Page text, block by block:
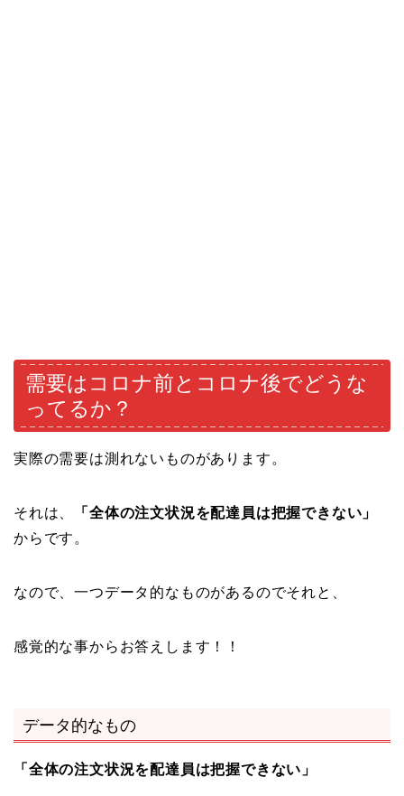
需要はコロナ前とコロナ後でどうな
ってるか？
実際の需要は測れないものがあります。
それは、
「全体の注文状況を配達員は把握できない」
からです。
なので、一つデータ的なものがあるのでそれと、
感覚的な事からお答えします！！
データ的なもの
「全体の注文状況を配達員は把握できない」